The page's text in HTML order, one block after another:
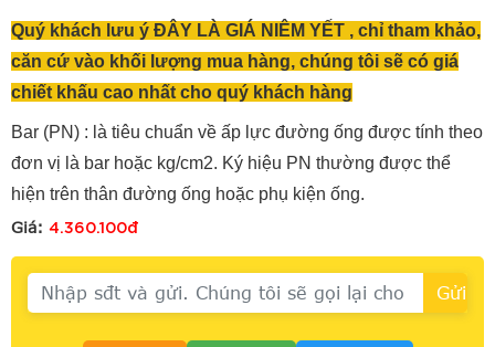
Quý khách lưu ý ĐÂY LÀ GIÁ NIÊM YẾT , chỉ tham khảo,
căn cứ vào khối lượng mua hàng, chúng tôi sẽ có giá
chiết khấu cao nhất cho quý khách hàng
Bar (PN) : là tiêu chuẩn về ấp lực đường ống được tính theo
đơn vị là bar hoặc kg/cm2. Ký hiệu PN thường được thể
hiện trên thân đường ống hoặc phụ kiện ống.
Giá: 4.360.100đ